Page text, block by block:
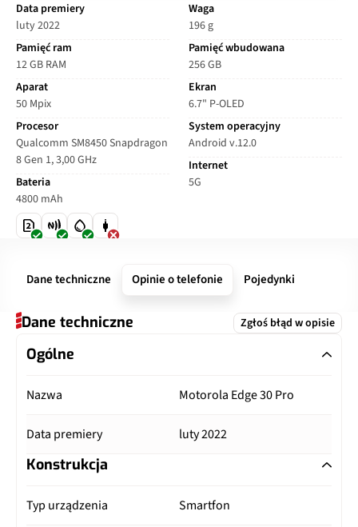
Data premiery
luty 2022
Pamięć ram
12 GB RAM
Aparat
50 Mpix
Procesor
Qualcomm SM8450 Snapdragon
8 Gen 1, 3,00 GHz
Bateria
4800 mAh
Waga
196 g
Pamięć wbudowana
256 GB
Ekran
6.7" P-OLED
System operacyjny
Android v.12.0
Internet
5G
Dane techniczne Opinie o telefonie Pojedynki
Dane techniczne Zgłoś błąd w opisie
Ogólne
Nazwa Motorola Edge 30 Pro
Data premiery luty 2022
Konstrukcja
Typ urządzenia Smartfon